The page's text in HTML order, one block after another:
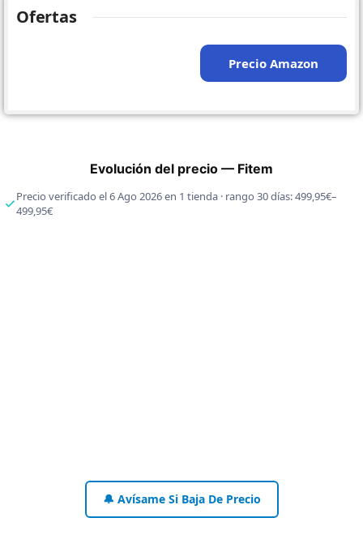
Ofertas
Precio Amazon
Evolución del precio — Fitem
Precio verificado el 6 Ago 2026 en 1 tienda · rango 30 días: 499,95€–
499,95€
🔔 Avísame Si Baja De Precio